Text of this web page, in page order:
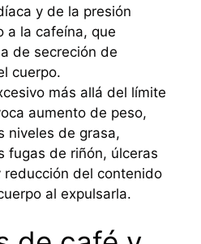
y de la presión
a la cafeína, que
de secreción de
cuerpo.
más allá del límite
aumento de peso,
niveles de grasa,
fugas de riñón, úlceras
reducción del contenido
al expulsarla.